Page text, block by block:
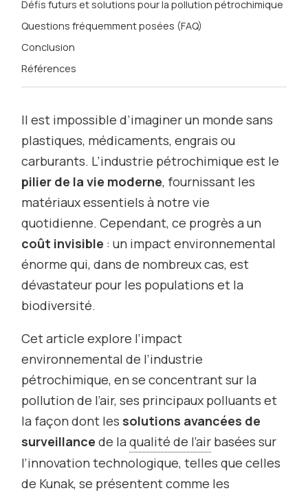
Défis futurs et solutions pour la pollution pétrochimique
Questions fréquemment posées (FAQ)
Conclusion
Références
Il est impossible d’imaginer un monde sans
plastiques, médicaments, engrais ou
carburants. L’industrie pétrochimique est le
pilier de la vie moderne, fournissant les
matériaux essentiels à notre vie
quotidienne. Cependant, ce progrès a un
coût invisible : un impact environnemental
énorme qui, dans de nombreux cas, est
dévastateur pour les populations et la
biodiversité.
Cet article explore l’impact
environnemental de l’industrie
pétrochimique, en se concentrant sur la
pollution de l’air, ses principaux polluants et
la façon dont les solutions avancées de
surveillance de laqualité de l’air basées sur
l’innovation technologique, telles que celles
de Kunak, se présentent comme les